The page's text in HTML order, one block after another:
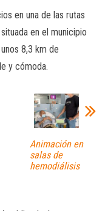
en una de las rutas
en el municipio
8,3 km de
y cómoda.
Animación en
salas de
hemodiálisis